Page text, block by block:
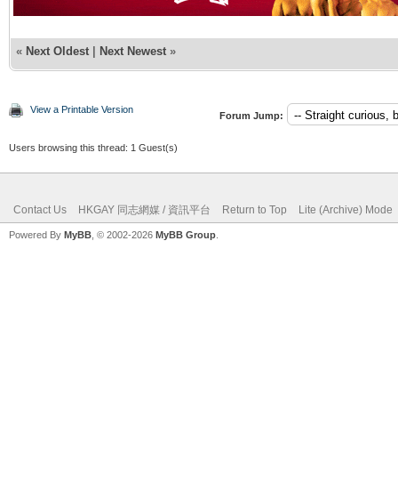
« Next Oldest | Next Newest »
View a Printable Version
Forum Jump:
Users browsing this thread: 1 Guest(s)
Contact Us HKGAY 同志網媒 / 資訊平台 Return to Top Lite (Archive) Mode
Powered By MyBB , © 2002-2026 MyBB Group